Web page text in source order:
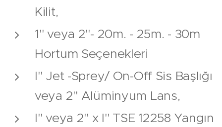
Kilit,
1" veya 2"- 20m. - 25m. - 30m
Hortum Seçenekleri
l" Jet -Sprey/ On-Off Sis Başlığı
veya 2" Alüminyum Lans,
l" veya 2" x l" TSE 12258 Yangın